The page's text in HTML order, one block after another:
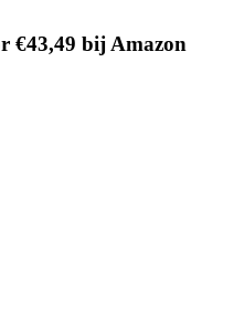
€43,49 bij Amazon